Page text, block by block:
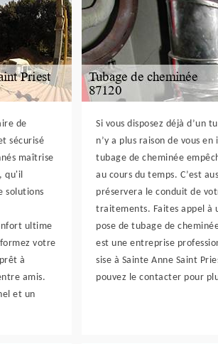
de
sécurisé
maîtrise
qu'il
solutions
ultime
votre
à
amis.
et un
Si vous disposez déjà d’un
n’y a plus raison de vous
tubage de cheminée
au cours du temps. C’est
préservera le conduit de
traitements. Faites appel à
pose de tubage de
est une entreprise
sise à Sainte Anne Saint
pouvez le contacter pour